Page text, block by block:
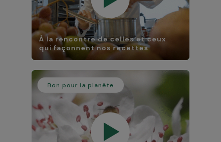
À la rencontre de celles et ceux
qui façonnent nos recettes
Bon pour la planète